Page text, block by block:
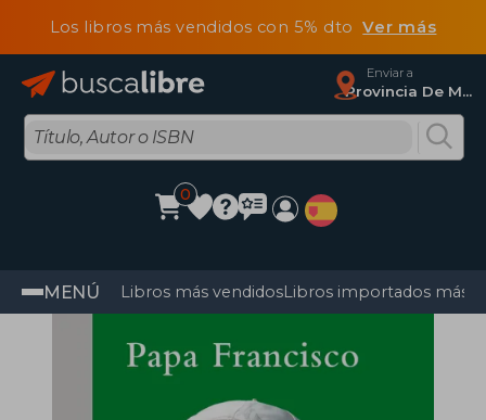
Los libros más vendidos con 5% dtoVer más
Enviar a
Provincia De Madrid
0
MENÚ Libros más vendidosLibros importados más